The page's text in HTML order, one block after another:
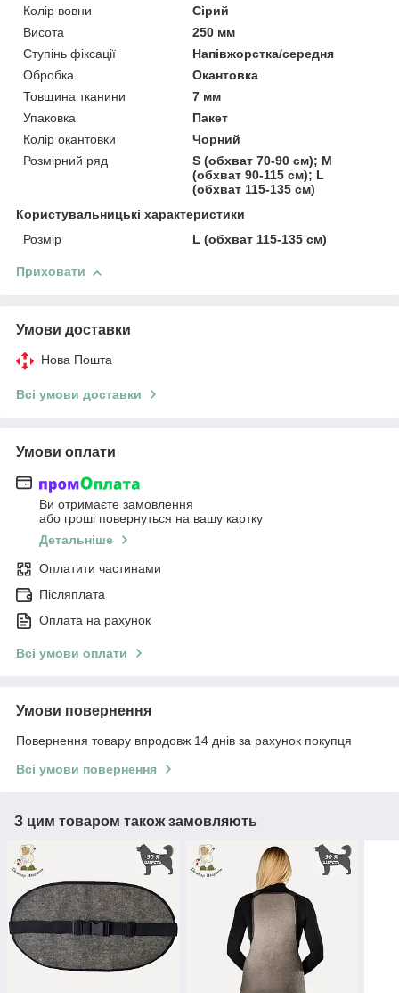
Колір вовни
Сірий
Висота
250 мм
Ступінь фіксації
Напівжорстка/середня
Обробка
Окантовка
Товщина тканини
7 мм
Упаковка
Пакет
Колір окантовки
Чорний
Розмірний ряд
S (обхват 70-90 см); М
(обхват 90-115 см); L
(обхват 115-135 см)
Користувальницькі характеристики
Розмір
L (обхват 115-135 см)
Приховати
Умови доставки
Нова Пошта
Всі умови доставки
Умови оплати
Ви отримаєте замовлення
або гроші повернуться на вашу картку
Детальніше
Оплатити частинами
Післяплата
Оплата на рахунок
Всі умови оплати
Умови повернення
Повернення товару впродовж 14 днів за рахунок покупця
Всі умови повернення
З цим товаром також замовляють